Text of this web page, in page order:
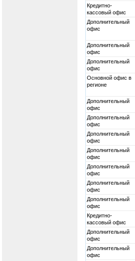
Кредитно-
кассовый офис
Дополнительный
офис
Дополнительный
офис
Дополнительный
офис
Основной офис в
регионе
Дополнительный
офис
Дополнительный
офис
Дополнительный
офис
Дополнительный
офис
Дополнительный
офис
Дополнительный
офис
Дополнительный
офис
Кредитно-
кассовый офис
Дополнительный
офис
Дополнительный
офис